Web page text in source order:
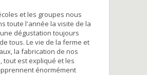
et les groupes nous
toute l'année la visite de la
dégustation toujours
tous. Le vie de la ferme et
la fabrication de nos
tout est expliqué et les
énormément